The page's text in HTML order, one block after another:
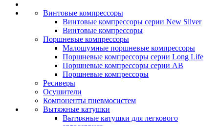
Винтовые компрессоры
Винтовые компрессоры серии New Silver
Винтовые компрессоры
Поршневые компрессоры
Малошумные поршневые компрессоры
Поршневые компрессоры серии Long Life
Поршневые компрессоры серии AB
Поршневые компрессоры
Ресиверы
Осушители
Компоненты пневмосистем
Вытяжные катушки
Вытяжные катушки для легкового